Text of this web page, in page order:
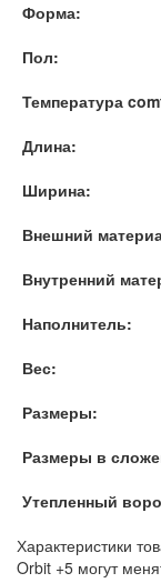
Форма:
Пол:
Температура
Длина:
Ширина:
Внешний
Внутренний
Наполнитель:
Вес:
Размеры:
Размеры в
Утепленный
Характеристики
Orbit +5 могут